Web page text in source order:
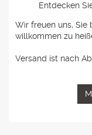
Entdecken
Wir freuen uns, Sie
willkommen zu
Versand ist nach